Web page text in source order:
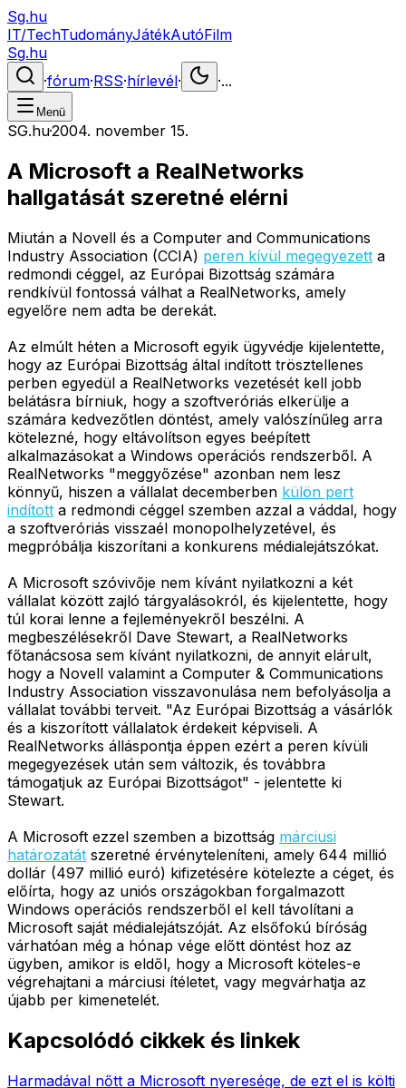
Sg.hu
IT/TechTudományJátékAutóFilm
Sg.hu
·fórum·RSS·hírlevél· ·...
Menü
SG.hu·2004. november 15.
A Microsoft a RealNetworks
hallgatását szeretné elérni
Miután a Novell és a Computer and Communications
Industry Association (CCIA) peren kívül megegyezett a
redmondi céggel, az Európai Bizottság számára
rendkívül fontossá válhat a RealNetworks, amely
egyelőre nem adta be derekát.
Az elmúlt héten a Microsoft egyik ügyvédje kijelentette,
hogy az Európai Bizottság által indított trösztellenes
perben egyedül a RealNetworks vezetését kell jobb
belátásra bírniuk, hogy a szoftveróriás elkerülje a
számára kedvezőtlen döntést, amely valószínűleg arra
kötelezné, hogy eltávolítson egyes beépített
alkalmazásokat a Windows operációs rendszerből. A
RealNetworks "meggyőzése" azonban nem lesz
könnyű, hiszen a vállalat decemberben külön pert
indított a redmondi céggel szemben azzal a váddal, hogy
a szoftveróriás visszaél monopolhelyzetével, és
megpróbálja kiszorítani a konkurens médialejátszókat.
A Microsoft szóvivője nem kívánt nyilatkozni a két
vállalat között zajló tárgyalásokról, és kijelentette, hogy
túl korai lenne a fejleményekről beszélni. A
megbeszélésekről Dave Stewart, a RealNetworks
főtanácsosa sem kívánt nyilatkozni, de annyit elárult,
hogy a Novell valamint a Computer & Communications
Industry Association visszavonulása nem befolyásolja a
vállalat további terveit. "Az Európai Bizottság a vásárlók
és a kiszorított vállalatok érdekeit képviseli. A
RealNetworks álláspontja éppen ezért a peren kívüli
megegyezések után sem változik, és továbbra
támogatjuk az Európai Bizottságot" - jelentette ki
Stewart.
A Microsoft ezzel szemben a bizottság márciusi
határozatát szeretné érvényteleníteni, amely 644 millió
dollár (497 millió euró) kifizetésére kötelezte a céget, és
előírta, hogy az uniós országokban forgalmazott
Windows operációs rendszerből el kell távolítani a
Microsoft saját médialejátszóját. Az elsőfokú bíróság
várhatóan még a hónap vége előtt döntést hoz az
ügyben, amikor is eldől, hogy a Microsoft köteles-e
végrehajtani a márciusi ítéletet, vagy megvárhatja az
újabb per kimenetelét.
Kapcsolódó cikkek és linkek
Harmadával nőtt a Microsoft nyeresége, de ezt el is költi